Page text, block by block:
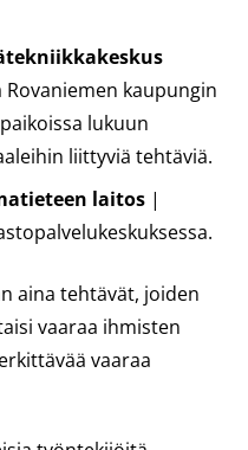
kaupungin
lukuun
liittyviä tehtäviä.
laitos |
aina tehtävät, joiden
vaaraa ihmisten
vaaraa